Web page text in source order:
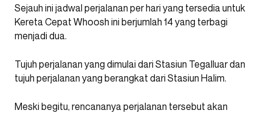
Sejauh ini jadwal perjalanan per hari yang tersedia untuk
Kereta Cepat Whoosh ini berjumlah 14 yang terbagi
menjadi dua.
Tujuh perjalanan yang dimulai dari Stasiun Tegalluar dan
tujuh perjalanan yang berangkat dari Stasiun Halim.
Meski begitu, rencananya perjalanan tersebut akan